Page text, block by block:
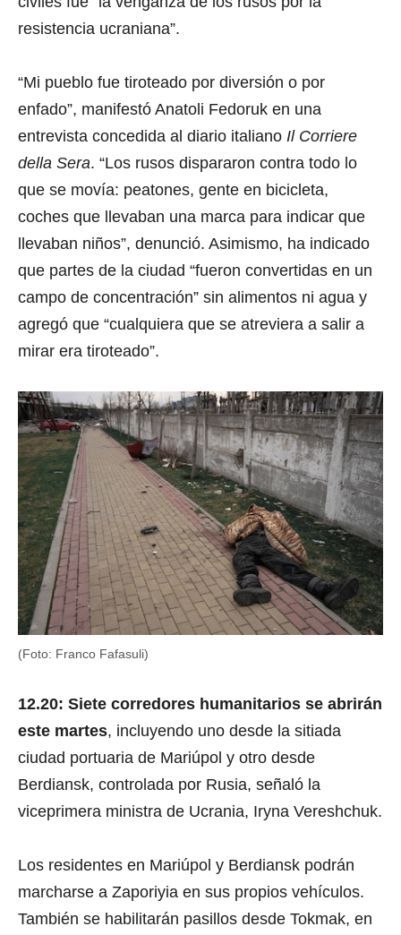
o
n
d
f
1
e
o
d
V
o
l
u
m
e
0
%
resistencia ucraniana”.
“Mi pueblo fue tiroteado por diversión o por
enfado”, manifestó Anatoli Fedoruk en una
entrevista concedida al diario italiano Il Corriere
della Sera. “Los rusos dispararon contra todo lo
que se movía: peatones, gente en bicicleta,
coches que llevaban una marca para indicar que
llevaban niños”, denunció. Asimismo, ha indicado
que partes de la ciudad “fueron convertidas en un
campo de concentración” sin alimentos ni agua y
agregó que “cualquiera que se atreviera a salir a
mirar era tiroteado”.
(Foto: Franco Fafasuli)
12.20: Siete corredores humanitarios se abrirán
este martes, incluyendo uno desde la sitiada
ciudad portuaria de Mariúpol y otro desde
Berdiansk, controlada por Rusia, señaló la
viceprimera ministra de Ucrania, Iryna Vereshchuk.
Los residentes en Mariúpol y Berdiansk podrán
marcharse a Zaporiyia en sus propios vehículos.
También se habilitarán pasillos desde Tokmak, en